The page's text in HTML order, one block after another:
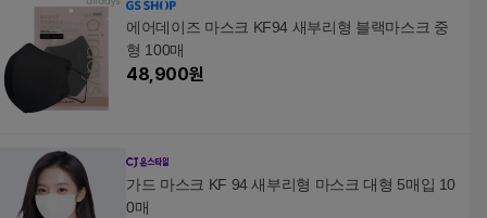
에어데이즈 마스크 KF94 새부리형 블랙마스크 중
형 100매
48,900원
가드 마스크 KF 94 새부리형 마스크 대형 5매입 10
0매